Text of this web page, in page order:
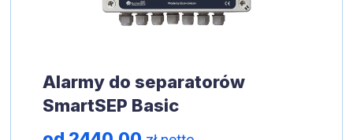
Alarmy do separatorów
SmartSEP Basic